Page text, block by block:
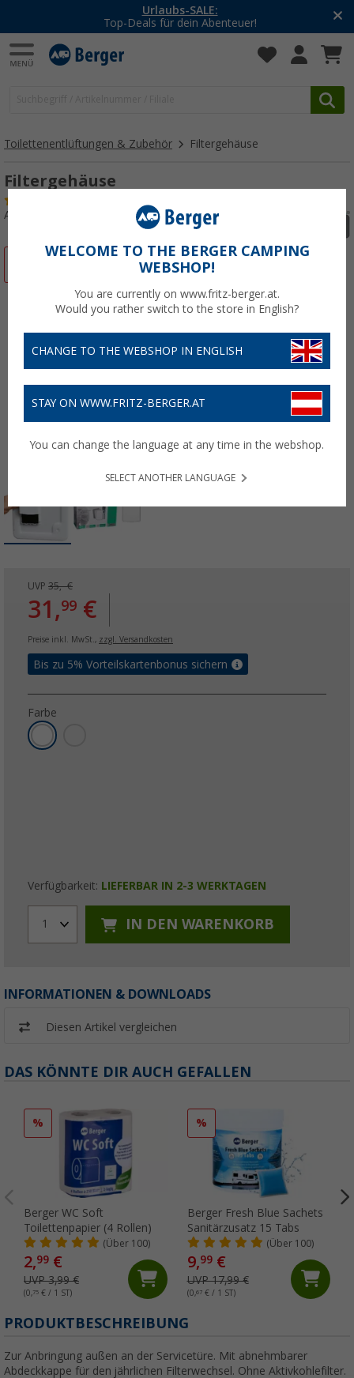
Urlaubs-SALE:
Top-Deals für dein Abenteuer!
Toilettenentlüftungen & Zubehör Filtergehäuse
Filtergehäuse
Art.-Nr.: 137600
UVP 35,- €
31,99 €
Preise inkl. MwSt., zzgl. Versandkosten
Bis zu 5% Vorteilskartenbonus sichern
Farbe
Verfügbarkeit: LIEFERBAR IN 2-3 WERKTAGEN
1 IN DEN WARENKORB
INFORMATIONEN & DOWNLOADS
Diesen Artikel vergleichen
DAS KÖNNTE DIR AUCH GEFALLEN
%
Berger WC Soft
Toilettenpapier (4 Rollen)
(Über 100)
2,99 €
UVP 3,99 €
(0,75 € / 1 ST)
%
Berger Fresh Blue Sachets
Sanitärzusatz 15 Tabs
(Über 100)
9,99€
UVP 17,99 €
(0,67€ / 1 ST)
PRODUKTBESCHREIBUNG
Zur Anbringung außen an der Servicetüre. Mit abnehmbarer
Abdeckkappe für den jährlichen Filterwechsel. Ohne Aktivkohlefilter.
WELCOME TO THE BERGER CAMPING
WEBSHOP!
You are currently on www.fritz-berger.at.
Would you rather switch to the store in English?
CHANGE TO THE WEBSHOP IN ENGLISH
STAY ON WWW.FRITZ-BERGER.AT
You can change the language at any time in the webshop.
SELECT ANOTHER LANGUAGE